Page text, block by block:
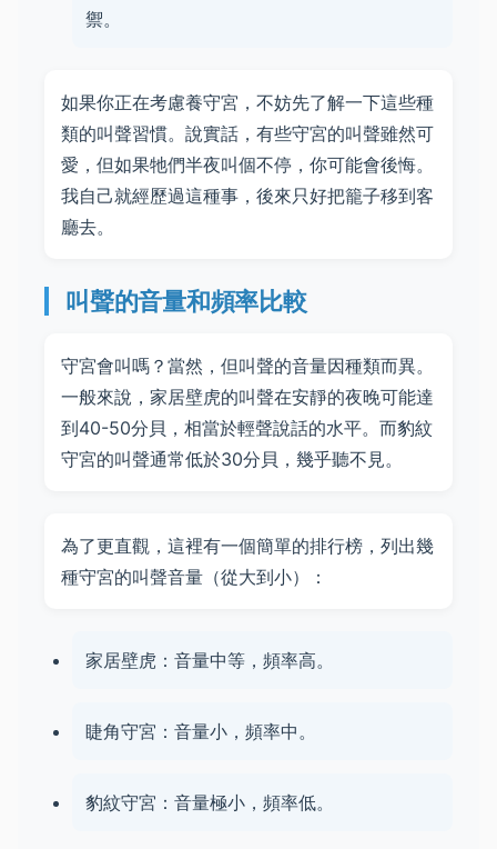
禦。
如果你正在考慮養守宮，不妨先了解一下這些種
類的叫聲習慣。說實話，有些守宮的叫聲雖然可
愛，但如果牠們半夜叫個不停，你可能會後悔。
我自己就經歷過這種事，後來只好把籠子移到客
廳去。
叫聲的音量和頻率比較
守宮會叫嗎？當然，但叫聲的音量因種類而異。
一般來說，家居壁虎的叫聲在安靜的夜晚可能達
到40-50分貝，相當於輕聲說話的水平。而豹紋
守宮的叫聲通常低於30分貝，幾乎聽不見。
為了更直觀，這裡有一個簡單的排行榜，列出幾
種守宮的叫聲音量（從大到小）：
家居壁虎：音量中等，頻率高。
睫角守宮：音量小，頻率中。
豹紋守宮：音量極小，頻率低。